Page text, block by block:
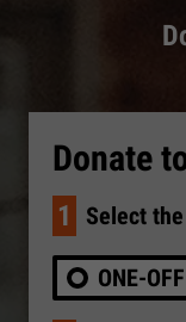
Donate
1 Select
ONE-OFF